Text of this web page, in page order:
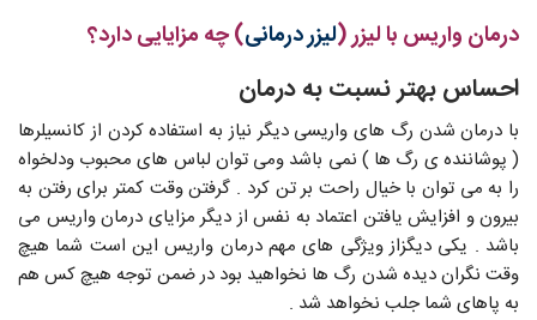
درمان واریس با لیزر (لیزر درمانی) چه مزایایی دارد؟
احساس بهتر نسبت به درمان
با درمان شدن رگ های واریسی دیگر نیاز به استفاده کردن از کانسیلرها
( پوشاننده ی رگ ها ) نمی باشد ومی توان لباس های محبوب ودلخواه
را به می توان با خیال راحت بر تن کرد . گرفتن وقت کمتر برای رفتن به
بیرون و افزایش یافتن اعتماد به نفس از دیگر مزایای درمان واریس می
باشد . یکی دیگزاز ویژگی های مهم درمان واریس این است شما هیچ
وقت نگران دیده شدن رگ ها نخواهید بود در ضمن توجه هیچ کس هم
به پاهای شما جلب نخواهد شد .